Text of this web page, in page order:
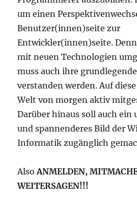
um einen
Benutzer(innen)seite zur
Entwickler(innen)seite.
mit neuen Technologien
muss auch ihre
verstanden werden. Auf
Welt von morgen aktiv
Darüber hinaus soll auch ein
und spannenderes Bild der
Informatik zugänglich
AlsoANMELDEN,
WEITERSAGEN!!!